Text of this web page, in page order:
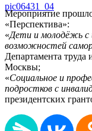
pic06431_04
Мероприятие
«Перспектива»:
«Дети и молодёжь с
возможностей
Департамента труда
Москвы;
«Социальное и
подростков с
президентских